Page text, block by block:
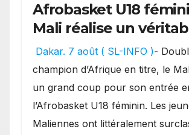
Afrobasket U18
Mali réalise un
festival offensif et
une lourde défaite au
Bénin.
Dakar. 7 août ( SL-INFO )-
champion d’Afrique en titre, le
un grand coup pour son entrée
l’Afrobasket U18 féminin. Les
Maliennes ont littéralement